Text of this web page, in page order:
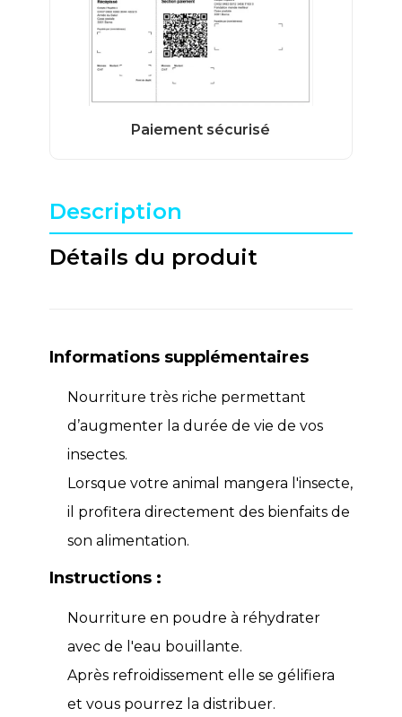
Description
Détails du produit
Informations supplémentaires
Nourriture très riche permettant
d’augmenter la durée de vie de vos
insectes.
Lorsque votre animal mangera l'insecte,
il profitera directement des bienfaits de
son alimentation.
Instructions :
Nourriture en poudre à réhydrater
avec de l'eau bouillante.
Après refroidissement elle se gélifiera
et vous pourrez la distribuer.